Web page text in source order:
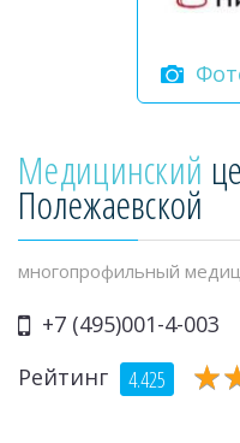
Медицинский
Полежаевской
многопрофильный
+7 (495)001-4-003
Рейтинг
4.425 ★
★